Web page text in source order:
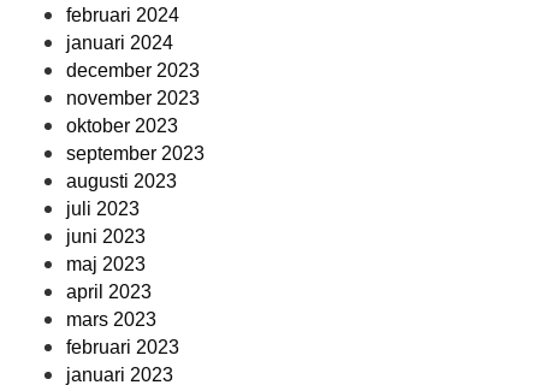
februari 2024
januari 2024
december 2023
november 2023
oktober 2023
september 2023
augusti 2023
juli 2023
juni 2023
maj 2023
april 2023
mars 2023
februari 2023
januari 2023